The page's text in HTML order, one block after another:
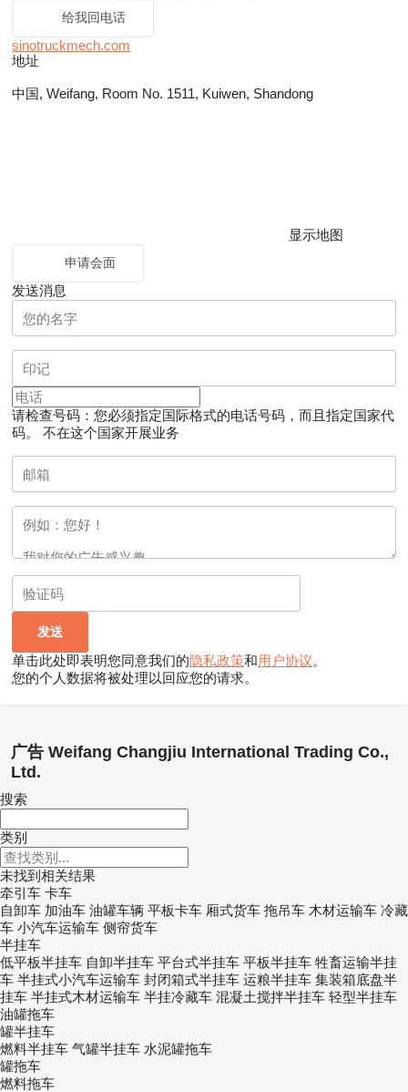
给我回电话
sinotruckmech.com
地址
中国, Weifang, Room No. 1511, Kuiwen, Shandong
显示地图
申请会面
发送消息
请检查号码：您必须指定国际格式的电话号码，而且指定国家代
码。
不在这个国家开展业务
单击此处即表明您同意我们的隐私政策和用户协议。
您的个人数据将被处理以回应您的请求。
广告 Weifang Changjiu International Trading Co.,
Ltd.
搜索
类别
未找到相关结果
牵引车 卡车
自卸车 加油车 油罐车辆 平板卡车 厢式货车 拖吊车 木材运输车 冷藏
车 小汽车运输车 侧帘货车
半挂车
低平板半挂车 自卸半挂车 平台式半挂车 平板半挂车 牲畜运输半挂
车 半挂式小汽车运输车 封闭箱式半挂车 运粮半挂车 集装箱底盘半
挂车 半挂式木材运输车 半挂冷藏车 混凝土搅拌半挂车 轻型半挂车
油罐拖车
罐半挂车
燃料半挂车 气罐半挂车 水泥罐拖车
罐拖车
燃料拖车